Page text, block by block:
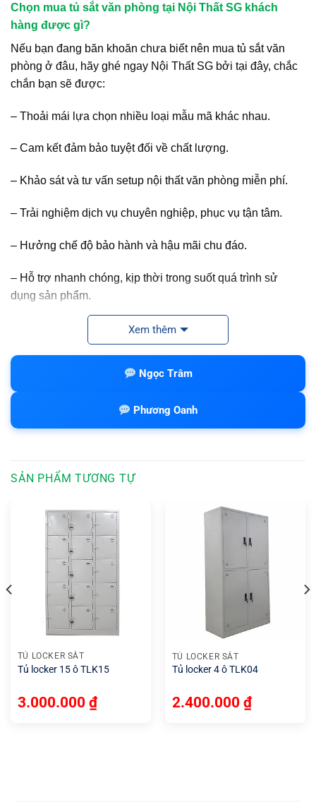
Chọn mua tủ sắt văn phòng tại Nội Thất SG khách
hàng được gì?
Nếu bạn đang băn khoăn chưa biết nên mua tủ sắtvăn
phòng ở đâu, hãy ghé ngay Nội Thất SG bởi tại đây, chắc
chắn bạn sẽ được:
– Thoải mái lựa chọn nhiều loại mẫu mã khác nhau.
– Cam kết đảm bảo tuyệt đối về chất lượng.
– Khảo sát và tư vấn setup nội thất văn phòng miễn phí.
– Trải nghiệm dịch vụ chuyên nghiệp, phục vụ tận tâm.
– Hưởng chế độ bảo hành và hậu mãi chu đáo.
– Hỗ trợ nhanh chóng, kịp thời trong suốt quá trình sử
dụng sản phẩm.
– Cung cấp sản phẩm chính hãng với mức giá cạnh tranh
Nội thất văn phòng tại Nội Thất SG
Việc chọn nội thất văn phòng làm sao, như thế nào để phù
hợp với các tiêu chí mà mỗi doanh nghiệp đưa ra như về
giá cả, chất lương, thẩm mỹ… Là vấn đề mà các doanh
thất văn phòng cho công ty mình. Làm sao để mua được
hiện đại cho doanh nghiệp. Các phong cách nội thất hiện
đại, sang trọng hiện nay luôn được Nội Thất SG cập nhật
tối ưu nhất. Để đưa đến mỗi doanh nghiệp, công ty các
sản phẩm chất lượng, phù hợp nhất về chi phí cũng như
phong cách riêng của mỗi doanh nghiệp mong muốn.
Có nhiều phong cách, mẫu mã sản phẩm hiện đại tinh tế
Nội Thất SG. Quý khách cùng tham khảo để lựa chọn
trường nội thất Việt Nam, là 1 trong các doanh nghiệp lớn
nhất nay về giá thành tốt nhất, mẫu mã hiện đại. Xưởng
Xem thêm
Ngọc Trâm
Phương Oanh
SẢN PHẨM TƯƠNG TỰ
TỦ LOCKER SẮT
Tủ locker 15 ô TLK15
3.000.000 ₫
TỦ LOCKER SẮT
Tủ locker 4 ô TLK04
2.400.000 ₫